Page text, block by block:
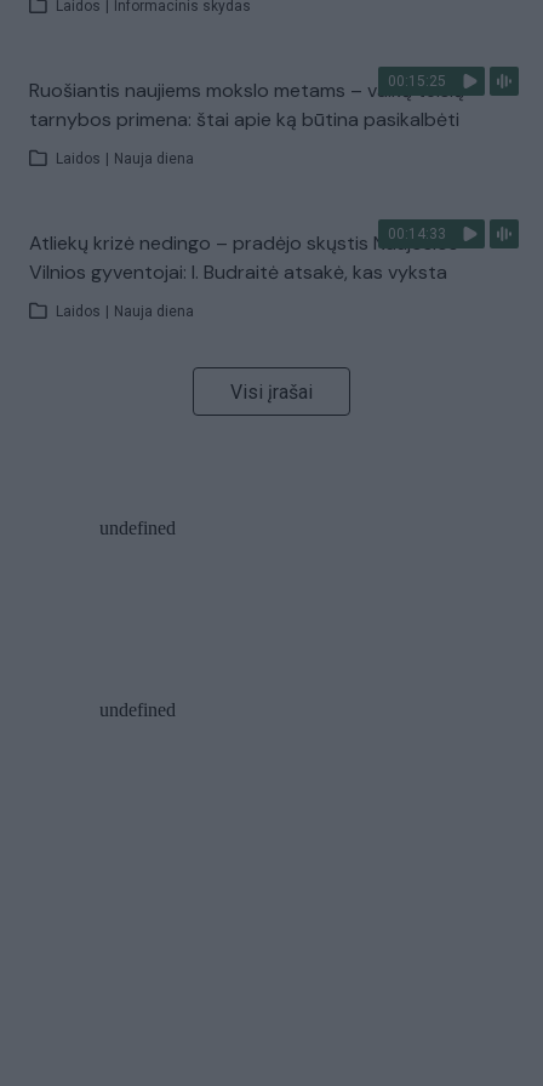
Laidos Informacinis skydas
00:15:25
Ruošiantis naujiems mokslo metams – vaikų teisių
tarnybos primena: štai apie ką būtina pasikalbėti
Laidos Nauja diena
00:14:33
Atliekų krizė nedingo – pradėjo skųstis Naujosios
Vilnios gyventojai: I. Budraitė atsakė, kas vyksta
Laidos Nauja diena
Visi įrašai